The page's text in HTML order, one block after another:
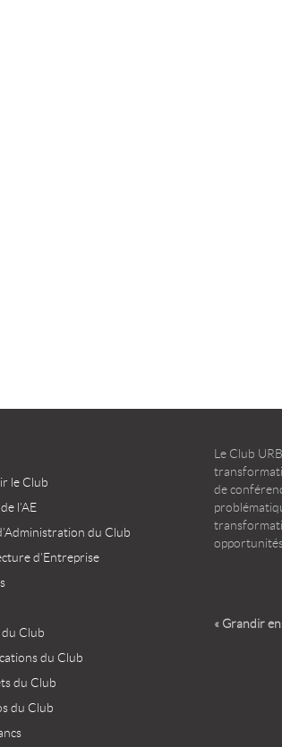
le Club
l’AE
du Club
d’Entreprise
du Club
du Club
du Club
du Club
Le Club
de
« Grandir